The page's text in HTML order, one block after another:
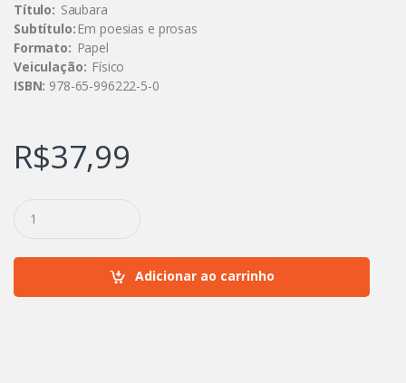
Título: Saubara
Subtítulo: Em poesias e prosas
Formato: Papel
Veiculação: Físico
ISBN: 978-65-996222-5-0
R$37,99
n
Adicionar ao carrinho